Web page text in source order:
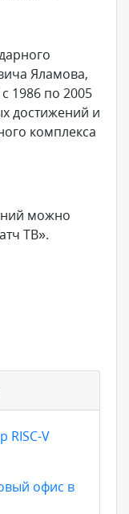
Яламова,
1986 по 2005
достижений и
комплекса
можно
ТВ».
RISC-V
офис в